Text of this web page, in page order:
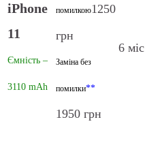
iPhone
11
Ємність –
3110 mAh
помилкою1250
грн
Заміна без
помилки**
1950 грн
6 міс